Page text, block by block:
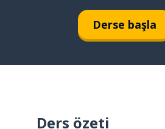
Derse başla
Ders özeti